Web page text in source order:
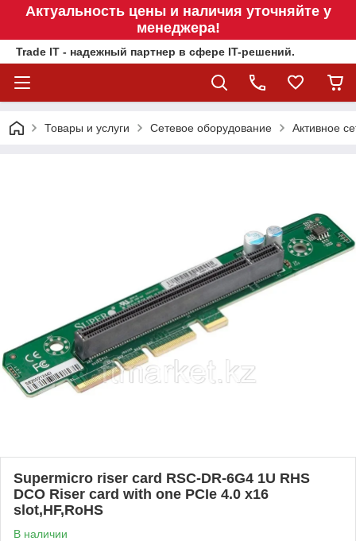
Актуальность цены и наличия уточняйте у
менеджера!
Trade IT - надежный партнер в сфере IT-решений.
Товары и услуги Сетевое оборудование Активное
Supermicro riser card RSC-DR-6G4 1U RHS
DCO Riser card with one PCIe 4.0 x16
slot,HF,RoHS
В наличии